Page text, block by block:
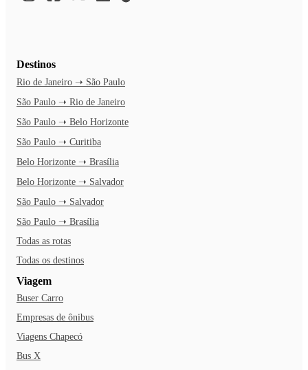
Destinos
Rio de Janeiro ➝ São Paulo
São Paulo ➝ Rio de Janeiro
São Paulo ➝ Belo Horizonte
São Paulo ➝ Curitiba
Belo Horizonte ➝ Brasília
Belo Horizonte ➝ Salvador
São Paulo ➝ Salvador
São Paulo ➝ Brasília
Todas as rotas
Todas os destinos
Viagem
Buser Carro
Empresas de ônibus
Viagens Chapecó
Bus X